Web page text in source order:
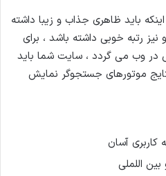
باید ظاهری جذاب و زیبا داشته
رتبه خوبی داشته باشد ، برای
در وب می گردد ، سایت شما باید
موتورهای جستجوگر نمایش
کاربری آسان
اللملی